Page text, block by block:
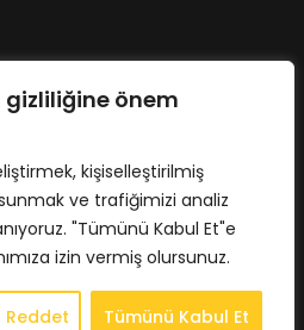
gizliliğine önem
kişiselleştirilmiş
ve trafiğimizi analiz
"Tümünü Kabul Et"e
izin vermiş olursunuz.
Reddet Tümünü Kabul Et